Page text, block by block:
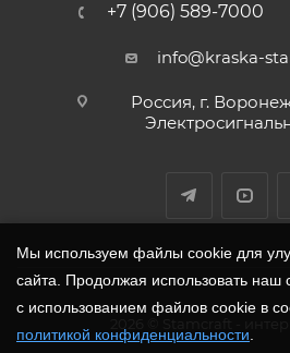
+7 (906) 589-7000
info@kraska-
Россия, г.
Мы используем файлы cookie для
сайта. Продолжая использовать наш
с использованием файлов cookie в
политикой конфиденциальности